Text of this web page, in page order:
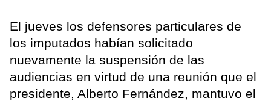
El jueves los defensores particulares de
los imputados habían solicitado
nuevamente la suspensión de las
audiencias en virtud de una reunión que el
presidente, Alberto Fernández, mantuvo el